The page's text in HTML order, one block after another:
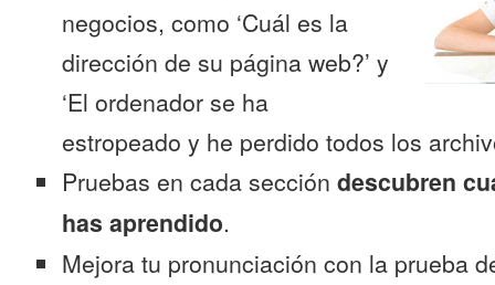
negocios, como ‘Cuál es la
dirección de su página web?’ y
‘El ordenador se ha
estropeado y he perdido todos los
Pruebas en cada sección descubren
has aprendido.
Mejora tu pronunciación con la prueba